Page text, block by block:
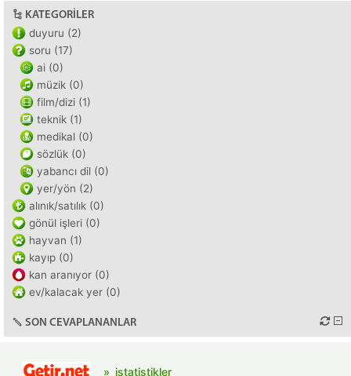
KATEGORILER
duyuru (2)
soru (17)
ai (0)
müzik (0)
film/dizi (1)
teknik (1)
medikal (0)
sözlük (0)
yabancı dil (0)
yer/yön (2)
alınık/satılık (0)
gönül işleri (0)
hayvan (1)
kayıp (0)
kan aranıyor (0)
ev/kalacak yer (0)
SON CEVAPLANANLAR
istatistikler